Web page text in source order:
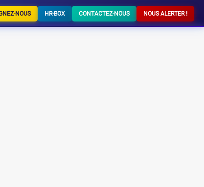
NOUS HR-BOX CONTACTEZ-NOUS NOUS ALERTER !